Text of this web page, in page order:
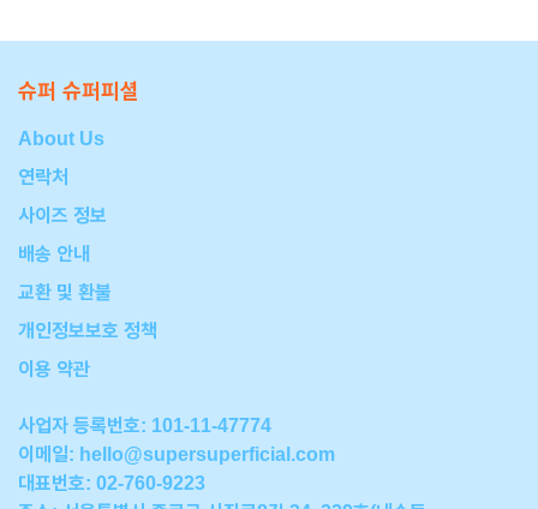
슈퍼 슈퍼피셜
About Us
연락처
사이즈 정보
배송 안내
교환 및 환불
개인정보보호 정책
이용 약관
사업자 등록번호: 101-11-47774
이메일: hello@supersuperficial.com
대표번호: 02-760-9223